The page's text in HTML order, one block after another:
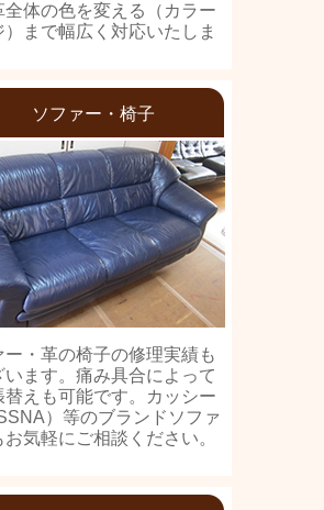
全体の色を変える（カラー
）まで幅広く対応いたしま
ソファー・椅子
ー・革の椅子の修理実績も
います。痛み具合によって
替えも可能です。カッシー
）等のブランドソファ
気軽にご相談ください。